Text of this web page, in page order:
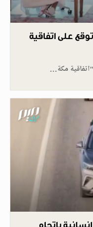
على اتفاقية
مكة…